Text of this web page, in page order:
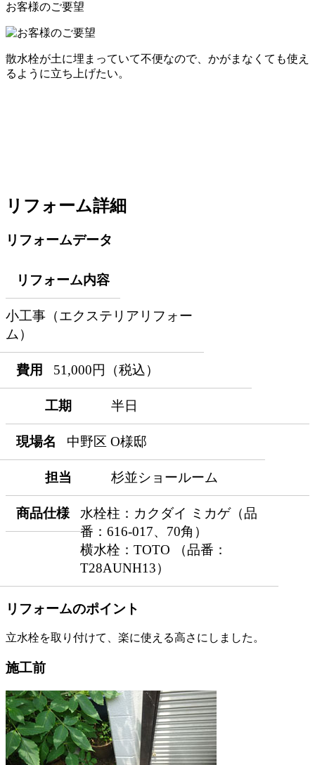
お客様のご要望
散水栓が土に埋まっていて不便なので、かがまなくても使え
るように立ち上げたい。
リフォーム詳細
リフォームデータ
リフォーム内容
小工事（エクステリアリフォー
ム）
費用 51,000円（税込）
工期 半日
現場名 中野区 O様邸
担当 杉並ショールーム
商品仕様
水栓柱：カクダイ ミカゲ（品
番：616-017、70角）
横水栓：TOTO （品番：
T28AUNH13）
リフォームのポイント
立水栓を取り付けて、楽に使える高さにしました。
施工前